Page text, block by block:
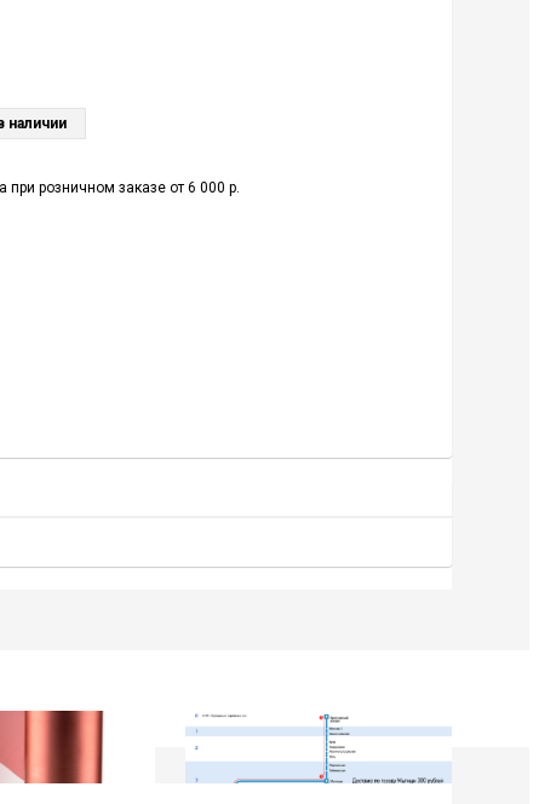
наличии
при розничном заказе от 6 000 р.